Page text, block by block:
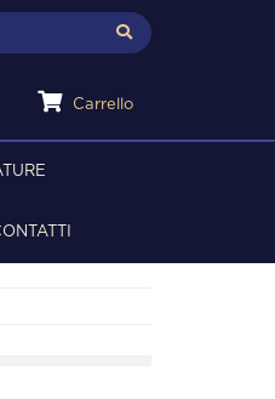
Carrello